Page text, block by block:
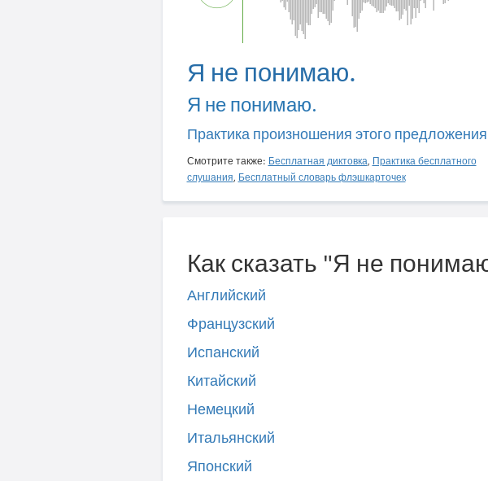
Я не понимаю.
Я не понимаю.
Практика произношения этого предложения
Смотрите также: Бесплатная диктовка, Практика бесплатного
слушания, Бесплатный словарь флэшкарточек
Как сказать "Я не
Английский
Французский
Испанский
Китайский
Немецкий
Итальянский
Японский